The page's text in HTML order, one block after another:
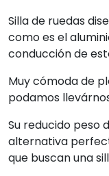
Silla de ruedas
como es el
conducción de
Muy cómoda de
podamos
Su reducido peso
alternativa
que buscan una